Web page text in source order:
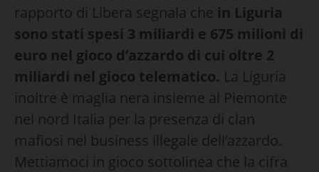
rapporto di Libera segnala che in Liguria
sono stati spesi 3 miliardi e 675 milioni di
euro nel gioco d’azzardo di cui oltre 2
miliardi nel gioco telematico. La Liguria
inoltre è maglia nera insieme al Piemonte
nel nord Italia per la presenza di clan
mafiosi nel business illegale dell’azzardo.
Mettiamoci in gioco sottolinea che la cifra